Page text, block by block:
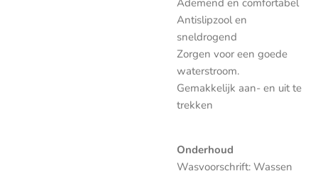
Ademend en comfortabel
Antislipzool en
sneldrogend
Zorgen voor een goede
waterstroom.
Gemakkelijk aan- en uit te
trekken
Onderhoud
Wasvoorschrift: Wassen